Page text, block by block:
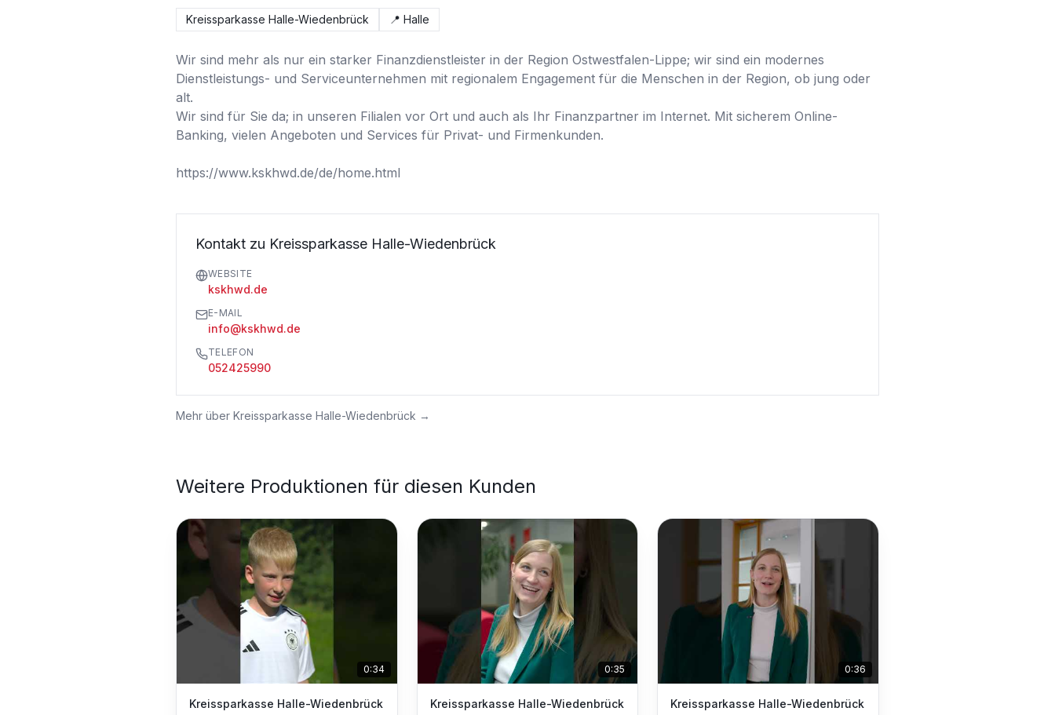
Kreissparkasse Halle-Wiedenbrück 📍 Halle
Wir sind mehr als nur ein starker Finanzdienstleister in der Region Ostwestfalen-Lippe; wir sind ein modernes
Dienstleistungs- und Serviceunternehmen mit regionalem Engagement für die Menschen in der Region, ob jung oder
alt.
Wir sind für Sie da; in unseren Filialen vor Ort und auch als Ihr Finanzpartner im Internet. Mit sicherem Online-
Banking, vielen Angeboten und Services für Privat- und Firmenkunden.
https://www.kskhwd.de/de/home.html
Kontakt zu Kreissparkasse Halle-Wiedenbrück
WEBSITE
kskhwd.de
E-MAIL
info@kskhwd.de
TELEFON
052425990
Mehr über Kreissparkasse Halle-Wiedenbrück →
Weitere Produktionen für diesen Kunden
0:34
Kreissparkasse Halle-Wiedenbrück
0:35
Kreissparkasse Halle-Wiedenbrück
0:36
Kreissparkasse Halle-Wiedenbrück